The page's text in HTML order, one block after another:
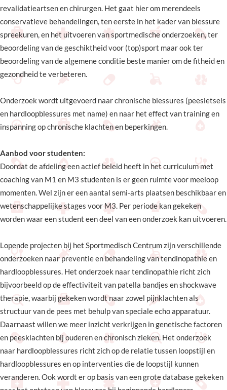
revalidatieartsen en chirurgen. Het gaat hier om merendeels
conservatieve behandelingen, ten eerste in het kader van blessure
spreekuren, en het uitvoeren van sportmedische onderzoeken, ter
beoordeling van de geschiktheid voor (top)sport maar ook ter
beoordeling van de algemene conditie beste manier om de fitheid en
gezondheid te verbeteren.
Onderzoek wordt uitgevoerd naar chronische blessures (peesletsels
en hardloopblessures met name) en naar het effect van training en
inspanning op chronische klachten en beperkingen.
Aanbod voor studenten:
Doordat de afdeling een actief beleid heeft in het curriculum met
coaching van M1 en M3 studenten is er geen ruimte voor meeloop
momenten. Wel zijn er een aantal semi-arts plaatsen beschikbaar en
wetenschappelijke stages voor M3. Per periode kan gekeken
worden waar een student een deel van een onderzoek kan uitvoeren.
Lopende projecten bij het Sportmedisch Centrum zijn verschillende
onderzoeken naar preventie en behandeling van tendinopathie en
hardloopblessures. Het onderzoek naar tendinopathie richt zich
bijvoorbeeld op de effectiviteit van patella bandjes en shockwave
therapie, waarbij gekeken wordt naar zowel pijnklachten als
structuur van de pees met behulp van speciale echo apparatuur.
Daarnaast willen we meer inzicht verkrijgen in genetische factoren
en peesklachten bij ouderen en chronisch zieken. Het onderzoek
naar hardloopblessures richt zich op de relatie tussen loopstijl en
hardloopblessures en op interventies die de loopstijl kunnen
veranderen. Ook wordt er op basis van een grote database gekeken